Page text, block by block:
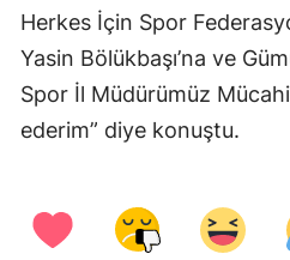
Herkes İçin Spor
Yasin Bölükbaşı’na ve
Spor İl Müdürümüz
ederim” diye konuştu.